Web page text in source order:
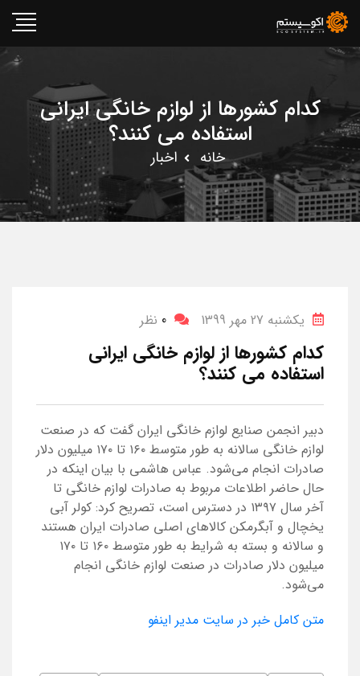
کدام کشورها از لوازم خانگی ایرانی
استفاده می کنند؟
خانه اخبار
یکشنبه 27 مهر 1399 0 نظر
کدام کشورها از لوازم خانگی ایرانی
استفاده می کنند؟
دبیر انجمن صنایع لوازم خانگی ایران گفت که در صنعت
لوازم خانگی سالانه به طور متوسط ۱۶۰ تا ۱۷۰ میلیون دلار
صادرات انجام می‌شود. عباس هاشمی با بیان اینکه در
حال حاضر اطلاعات مربوط به صادرات لوازم خانگی تا
آخر سال ۱۳۹۷ در دسترس است، تصریح کرد: کولر آبی
یخچال و آبگرمکن کالاهای اصلی صادرات ایران هستند
و سالانه و بسته به شرایط به طور متوسط ۱۶۰ تا ۱۷۰
میلیون دلار صادرات در صنعت لوازم خانگی انجام
می‌شود.
متن کامل خبر در سایت مدیر اینفو